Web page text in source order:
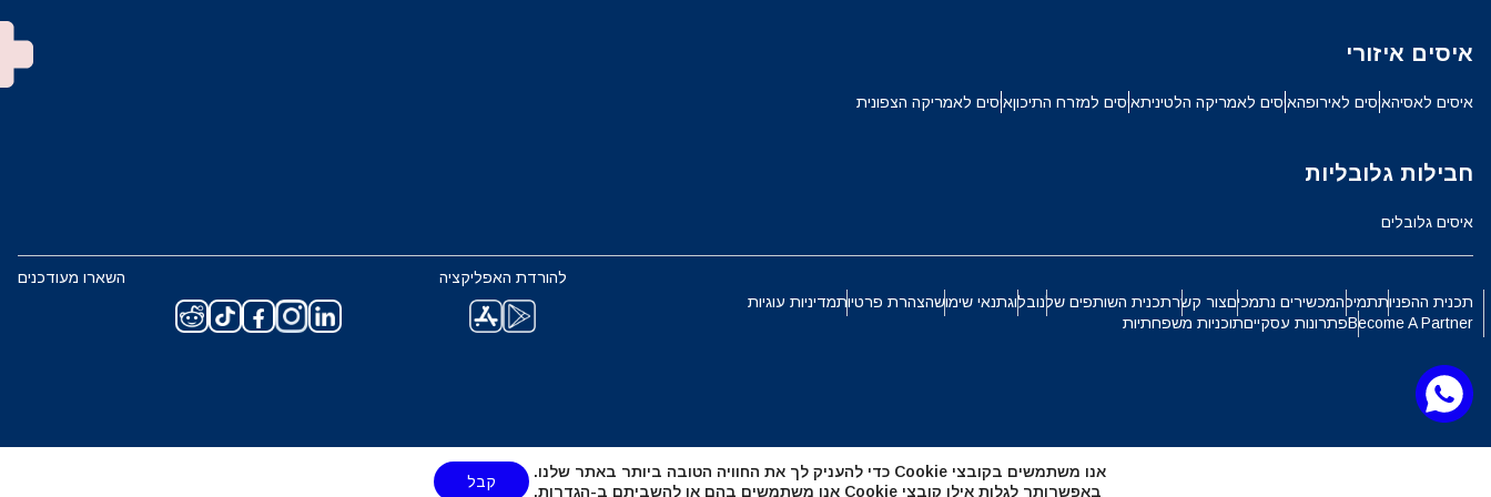
איסים איזורי
איסים לאסיהאיסים לאירופהאיסים לאמריקה הלטיניתאיסים למזרח התיכוןאיסים לאמריקה הצפונית
חבילות גלובליות
איסים גלובלים
תכנית ההפניותתמיכהמכשירים נתמכיםצור קשרתכנית השותפים שלנובלוגתנאי שימושהצהרת פרטיותמדיניות עוגיות
Become A Partnerפתרונות עסקייםתוכניות משפחתיות
להורדת האפליקציה השארו מעודכנים
简体中文
繁體中文
CAD - דולר קנדי
CHF - פרנק שוויצרי NZD - דולר ניו זילנדי
אנו משתמשים בקובצי Cookie כדי להעניק לך את החוויה הטובה ביותר באתר שלנו.
באפשרותך לגלות אילו קובצי Cookie אנו משתמשים בהם או להשביתם ב-
הגדרות.
קבל